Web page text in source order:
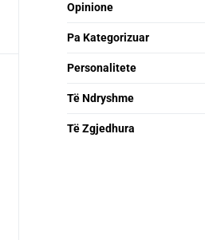
Opinione
Pa Kategorizuar
Personalitete
Të Ndryshme
Të Zgjedhura